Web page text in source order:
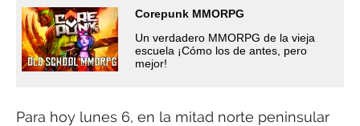
Corepunk MMORPG
Un verdadero MMORPG de la vieja
escuela ¡Cómo los de antes, pero
mejor!
Para hoy lunes 6, en la mitad norte peninsular